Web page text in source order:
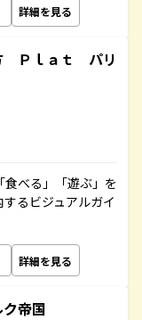
詳細を見る
Ｐｌａｔ パリ
べる」「遊ぶ」を
るビジュアルガイ
詳細を見る
帝国